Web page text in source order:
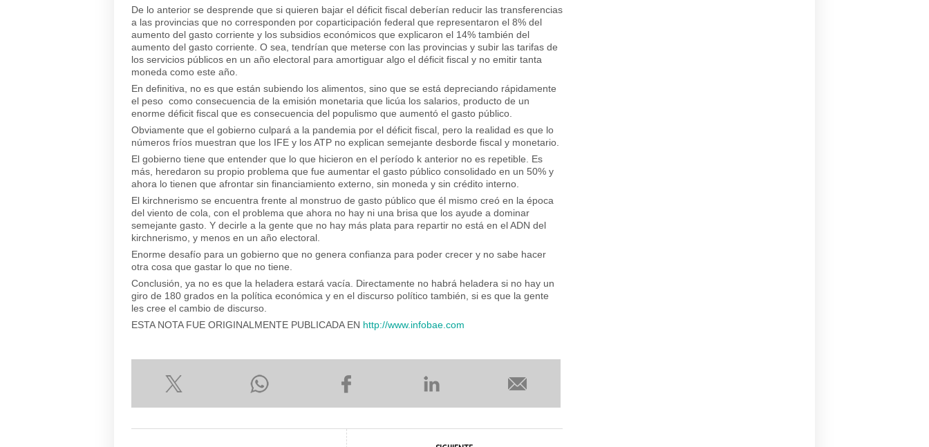
De lo anterior se desprende que si quieren bajar el déficit fiscal deberían reducir las transferencias
a las provincias que no corresponden por coparticipación federal que representaron el 8% del
aumento del gasto corriente y los subsidios económicos que explicaron el 14% también del
aumento del gasto corriente. O sea, tendrían que meterse con las provincias y subir las tarifas de
los servicios públicos en un año electoral para amortiguar algo el déficit fiscal y no emitir tanta
moneda como este año.
En definitiva, no es que están subiendo los alimentos, sino que se está depreciando rápidamente
el peso como consecuencia de la emisión monetaria que licúa los salarios, producto de un
enorme déficit fiscal que es consecuencia del populismo que aumentó el gasto público.
Obviamente que el gobierno culpará a la pandemia por el déficit fiscal, pero la realidad es que lo
números fríos muestran que los IFE y los ATP no explican semejante desborde fiscal y monetario.
El gobierno tiene que entender que lo que hicieron en el período k anterior no es repetible. Es
más, heredaron su propio problema que fue aumentar el gasto público consolidado en un 50% y
ahora lo tienen que afrontar sin financiamiento externo, sin moneda y sin crédito interno.
El kirchnerismo se encuentra frente al monstruo de gasto público que él mismo creó en la época
del viento de cola, con el problema que ahora no hay ni una brisa que los ayude a dominar
semejante gasto. Y decirle a la gente que no hay más plata para repartir no está en el ADN del
kirchnerismo, y menos en un año electoral.
Enorme desafío para un gobierno que no genera confianza para poder crecer y no sabe hacer
otra cosa que gastar lo que no tiene.
Conclusión, ya no es que la heladera estará vacía. Directamente no habrá heladera si no hay un
giro de 180 grados en la política económica y en el discurso político también, si es que la gente
les cree el cambio de discurso.
ESTA NOTA FUE ORIGINALMENTE PUBLICADA EN http://www.infobae.com